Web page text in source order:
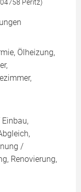
Peritz)
Ölheizung,
/
Renovierung,